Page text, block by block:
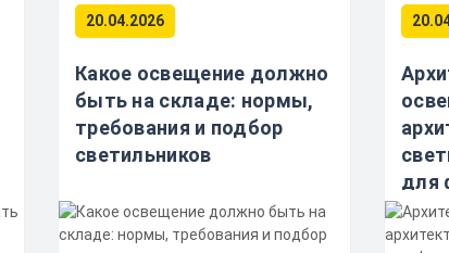
20.04.2026
Какое освещение должно
быть на складе: нормы,
требования и подбор
светильников
для